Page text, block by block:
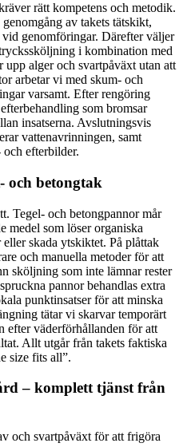
rätt kompetens och metodik.
av takets tätskikt,
genomföringar. Därefter väljer
i kombination med
alger och svartpåväxt utan att
arbetar vi med skum- och
varsamt. Efter rengöring
som bromsar
insatserna. Avslutningsvis
vattenavrinningen, samt
och efterbilder.
och betongtak
Tegel- och betongpannor mår
medel som löser organiska
skada ytskiktet. På plåttak
och manuella metoder för att
sköljning som inte lämnar rester
pannor behandlas extra
punktinsatser för att minska
tätar vi skarvar temporärt
efter väderförhållanden för att
Allt utgår från takets faktiska
size fits all”.
– komplett tjänst från
och svartpåväxt för att frigöra